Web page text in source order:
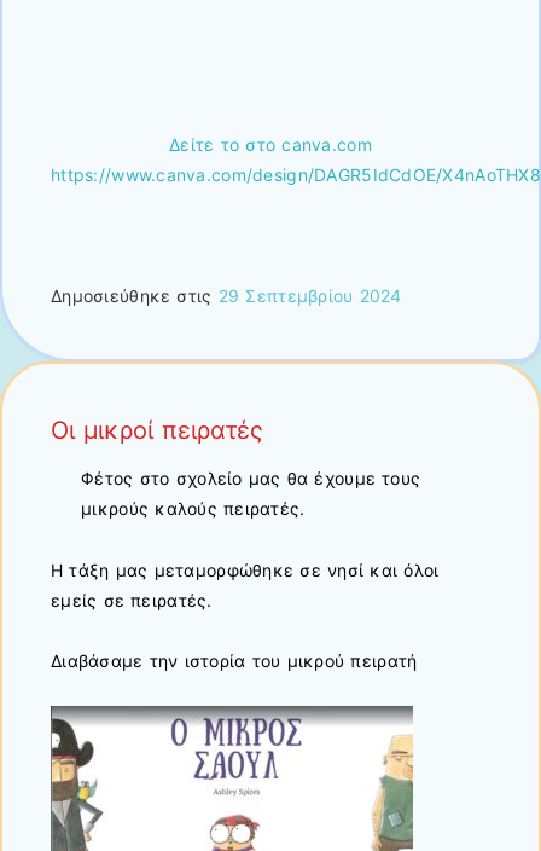
Δείτε το στο canva.com
https://www.canva.com/design/DAGR5IdCdOE/
Δημοσιεύθηκε στις 29 Σεπτεμβρίου 2024
Οι μικροί πειρατές
Φέτος στο σχολείο μας θα έχουμε τους
μικρούς καλούς πειρατές.
Η τάξη μας μεταμορφώθηκε σε νησί και όλοι
εμείς σε πειρατές.
Διαβάσαμε την ιστορία του μικρού πειρατή